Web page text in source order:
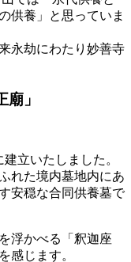
供養」と思っていま
永劫にわたり妙善寺
」
立いたしました。
れた境内墓地内にあ
安穏な合同供養墓で
浮かべる「釈迦座
感じます。